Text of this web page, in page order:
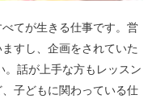
てが生きる仕事です。営
すし、企画をされていた
。話が上手な方もレッスン
子どもに関わっている仕